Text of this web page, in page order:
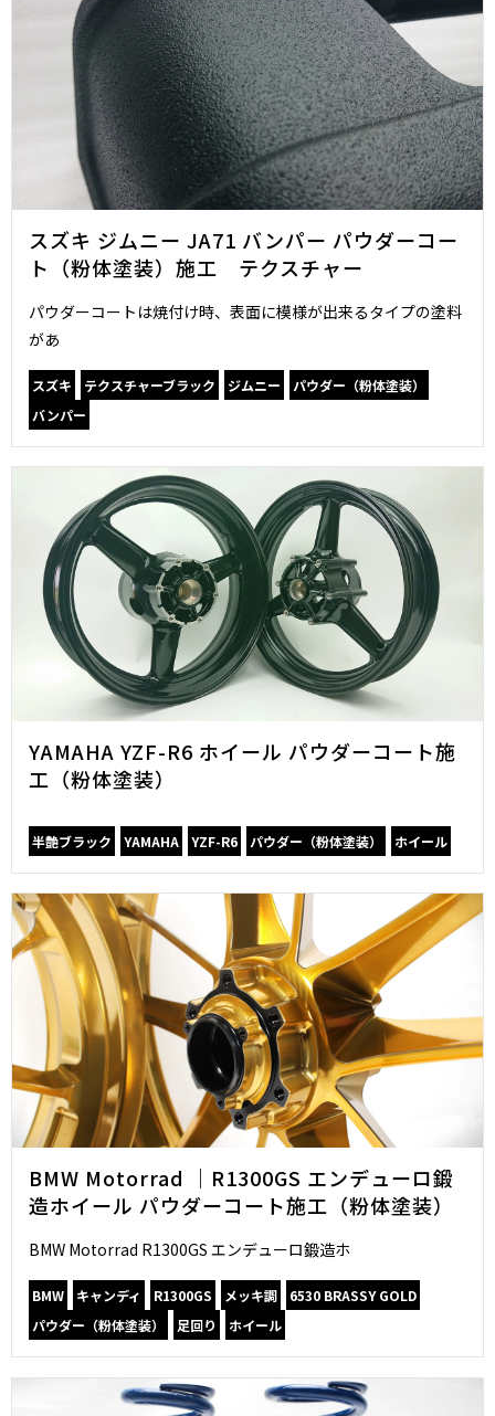
スズキ ジムニー JA71 バンパー パウダーコー
ト（粉体塗装）施工 テクスチャー
パウダーコートは焼付け時、表面に模様が出来るタイプの塗料
があ
スズキ テクスチャーブラック ジムニー
パウダー（粉体塗装）
バンパー
YAMAHA YZF-R6 ホイール パウダーコート施
工（粉体塗装）
半艶ブラック YAMAHA YZF-R6 パウダー（粉体塗装） ホイール
BMW Motorrad ｜R1300GS エンデューロ鍛
造ホイール パウダーコート施工（粉体塗装）
BMW Motorrad R1300GS エンデューロ鍛造ホ
BMW キャンディ R1300GS メッキ調
6530 BRASSY GOLD
パウダー（粉体塗装）
足回り ホイール